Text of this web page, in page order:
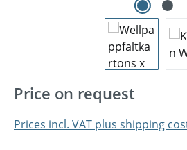
Price on request
Prices incl. VAT plus shipping